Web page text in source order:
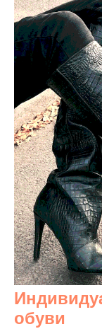
обуви